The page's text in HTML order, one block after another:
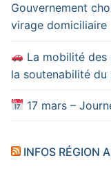
Gouvernement
virage domiciliaire
La mobilité
la soutenabilité du
17 mars –
INFOS RÉGION